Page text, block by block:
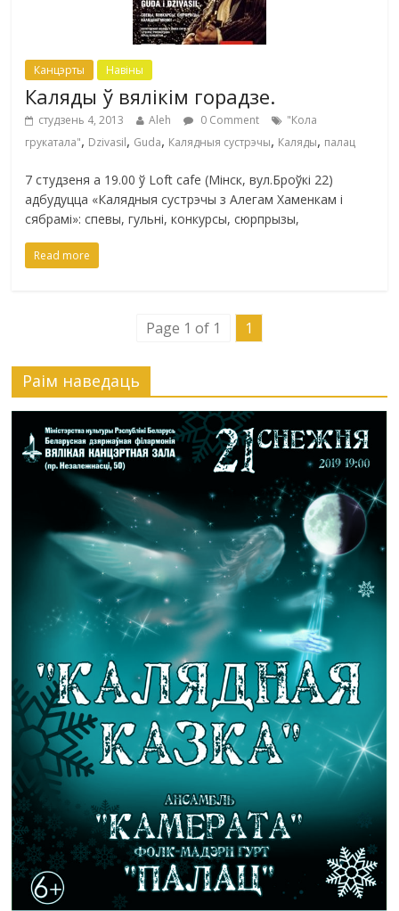
Канцэрты Навіны
Каляды ў вялікім горадзе.
студзень 4, 2013 Aleh 0 Comment
"Кола
грукатала", Dzivasil, Guda, Калядныя сустрэчы, Каляды, палац
7 cтудзеня а 19.00 ў Loft cafe (Мінск, вул.Броўкі 22)
адбудуцца «Калядныя сустрэчы з Алегам Хаменкам і
сябрамі»: спевы, гульні, конкурсы, сюрпрызы,
Read more
Page 1 of 1 1
Раiм наведаць